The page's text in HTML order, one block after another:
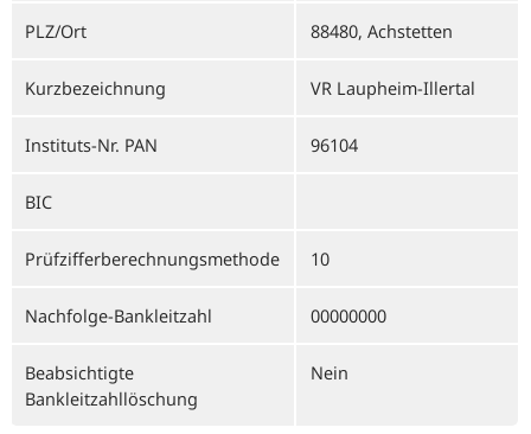
PLZ/Ort 88480, Achstetten
Kurzbezeichnung VR Laupheim-Illertal
Instituts-Nr. PAN 96104
BIC
Prüfzifferberechnungsmethode 10
Nachfolge-Bankleitzahl 00000000
Beabsichtigte
Bankleitzahllöschung
Nein